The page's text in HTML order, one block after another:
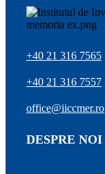
+40 21 316 7565
+40 21 316 7557
office@iiccmer.ro
DESPRE NOI